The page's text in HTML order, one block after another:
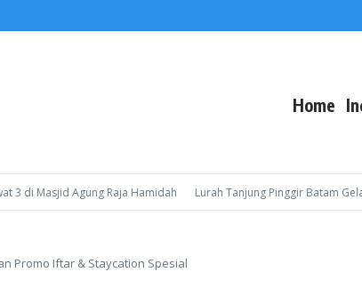
Home
Masjid Agung Raja Hamidah Lurah Tanjung Pinggir Batam Gelar
Promo Iftar & Staycation Spesial